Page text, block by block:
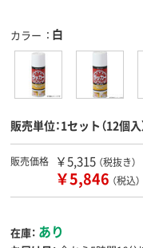
カラー 白
販売単位：1セット（12個入
販売価格 ￥5,315 （税抜き）
￥5,846 （税込）
在庫： あり